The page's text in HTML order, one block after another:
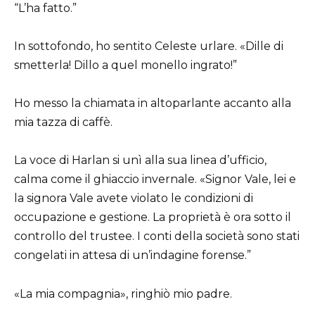
“L’ha fatto.”
In sottofondo, ho sentito Celeste urlare. «Dille di
smetterla! Dillo a quel monello ingrato!”
Ho messo la chiamata in altoparlante accanto alla
mia tazza di caffè.
La voce di Harlan si unì alla sua linea d’ufficio,
calma come il ghiaccio invernale. «Signor Vale, lei e
la signora Vale avete violato le condizioni di
occupazione e gestione. La proprietà è ora sotto il
controllo del trustee. I conti della società sono stati
congelati in attesa di un’indagine forense.”
«La mia compagnia», ringhiò mio padre.